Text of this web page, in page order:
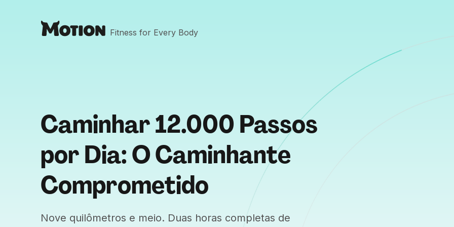
Fitness for Every Body
Caminhar 12.000 Passos
por Dia: O Caminhante
Comprometido
Nove quilômetros e meio. Duas horas completas de